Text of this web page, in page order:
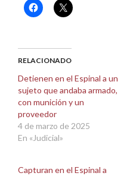
Haz
clic
(Se
abre
una
ventana
nueva)
Haz
clic
(Se
abre
una
ventana
nueva)
RELACIONADO
Detienen en el Espinal a un
sujeto que andaba armado,
con munición y un
proveedor
4 de marzo de 2025
En «Judicial»
Capturan en el Espinal a